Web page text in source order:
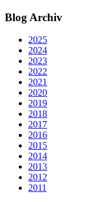
Blog Archiv
2025
2024
2023
2022
2021
2020
2019
2018
2017
2016
2015
2014
2013
2012
2011